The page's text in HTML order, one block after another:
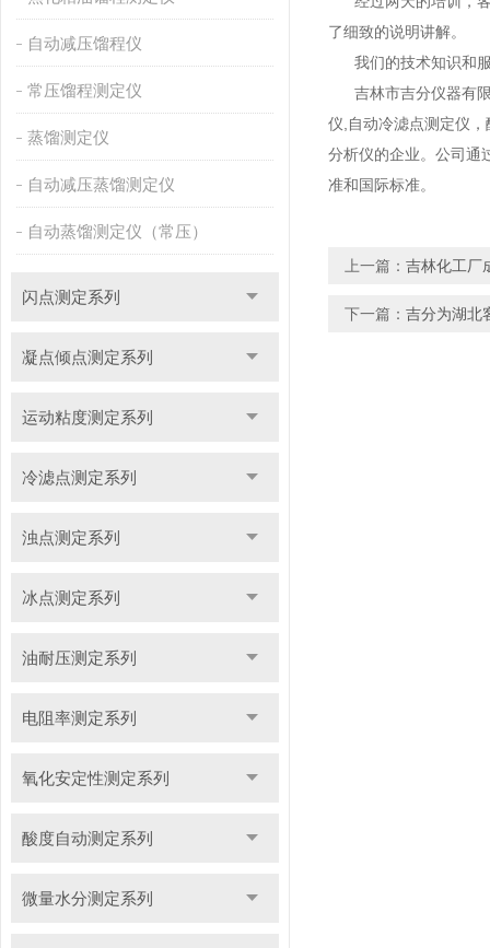
自动减压馏程仪
常压馏程测定仪
蒸馏测定仪
自动减压蒸馏测定仪
自动蒸馏测定仪（常压）
闪点测定系列
凝点倾点测定系列
运动粘度测定系列
冷滤点测定系列
浊点测定系列
冰点测定系列
油耐压测定系列
电阻率测定系列
氧化安定性测定系列
酸度自动测定系列
微量水分测定系列
了细致的说明讲解。
我们的技术知识和服
吉林市吉分仪器有限
仪,自动冷滤点测定仪
分析仪的企业。公司通
准和国际标准。
上一篇： 吉林化工厂
下一篇： 吉分为湖北